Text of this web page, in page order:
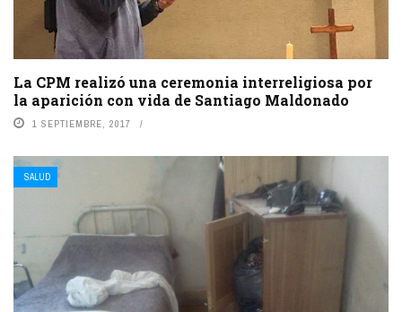
La CPM realizó una ceremonia interreligiosa por
la aparición con vida de Santiago Maldonado
1 SEPTIEMBRE, 2017
SALUD